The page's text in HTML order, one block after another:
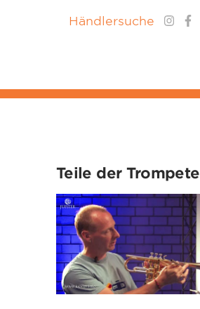
Händlersuche
Teile der Trompete